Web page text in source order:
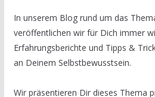
In unserem Blog rund um das
veröffentlichen wir für Dich immer
Erfahrungsberichte und Tipps &
an Deinem Selbstbewusstsein.
Wir präsentieren Dir dieses Thema